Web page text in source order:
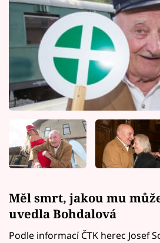
Měl smrt, jakou mu
uvedla Bohdalová
Podle informací ČTK herec Josef